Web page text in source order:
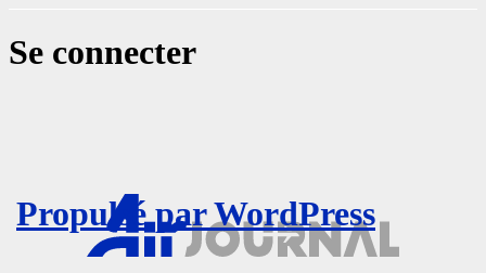
Se connecter
Propulsé par WordPress